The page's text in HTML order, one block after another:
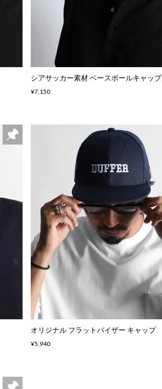
シアサッカー素材 ベースボールキャップ
¥7,150
オリジナル フラットバイザー キャップ
¥5,940